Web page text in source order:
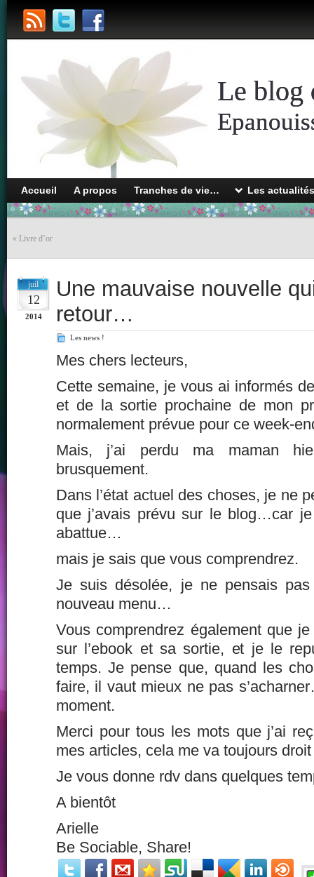
Le blog
Accueil A propos Tranches de vie… Les
« Livre d’or
juil
12
2014
Une mauvaise nouvelle
retour…
Les news !
Mes chers lecteurs,
Cette semaine, je vous ai informés
et de la sortie prochaine de mon
normalement prévue pour ce week-
Mais, j’ai perdu ma maman
brusquement.
Dans l’état actuel des choses, je ne
que j’avais prévu sur le blog…car
abattue…
mais je sais que vous comprendrez.
Je suis désolée, je ne pensais
nouveau menu…
Vous comprendrez également que
sur l’ebook et sa sortie, et je le
temps. Je pense que, quand les
faire, il vaut mieux ne pas
moment.
Merci pour tous les mots que j’ai
mes articles, cela me va toujours
Je vous donne rdv dans quelques
A bientôt
Arielle
Be Sociable, Share!